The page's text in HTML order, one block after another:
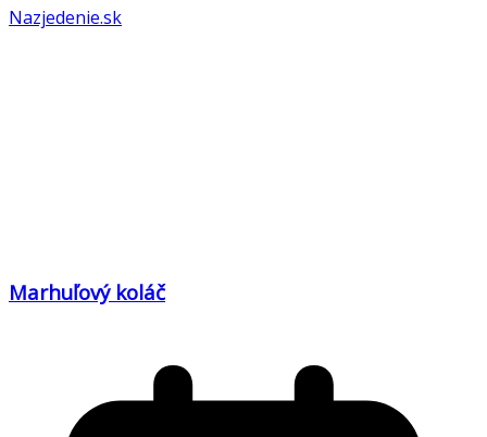
Nazjedenie.sk
Marhuľový koláč